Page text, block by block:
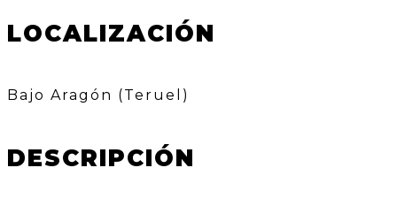
LOCALIZACIÓN
Bajo Aragón (Teruel)
DESCRIPCIÓN